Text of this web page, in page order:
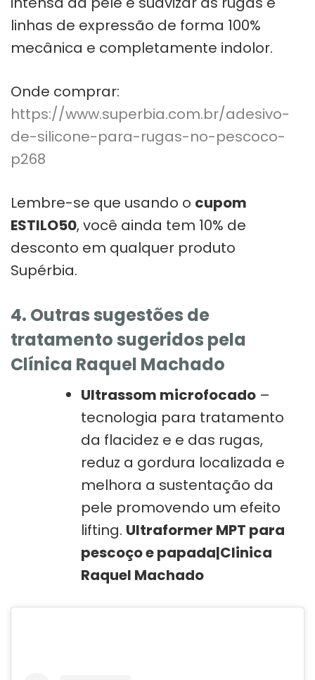
linhas de expressão de forma 100%
mecânica e completamente indolor.
Onde comprar:
https://www.superbia.com.br/adesivo-
de-silicone-para-rugas-no-pescoco-
p268
Lembre-se que usando o cupom
ESTILO50, você ainda tem 10% de
desconto em qualquer produto
Supérbia.
4. Outras sugestões de
tratamento sugeridos pela
Clínica Raquel Machado
Ultrassom microfocado –
tecnologia para tratamento
da flacidez e e das rugas,
reduz a gordura localizada e
melhora a sustentação da
pele promovendo um efeito
lifting. Ultraformer MPT para
pescoço e papada|Clinica
Raquel Machado